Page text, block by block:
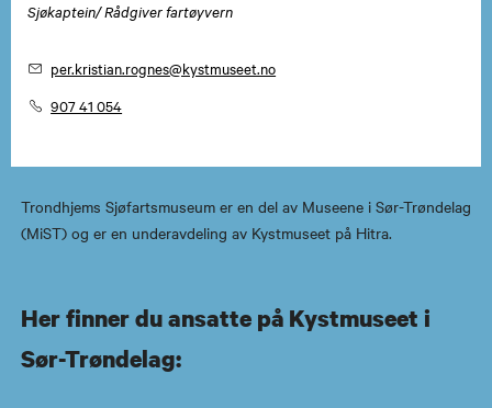
Sjøkaptein/ Rådgiver fartøyvern
per.kristian.rognes@kystmuseet.no
907 41 054
Trondhjems Sjøfartsmuseum er en del av Museene i Sør-Trøndelag
(MiST) og er en underavdeling av Kystmuseet på Hitra.
Her finner du ansatte på Kystmuseet i
Sør-Trøndelag: